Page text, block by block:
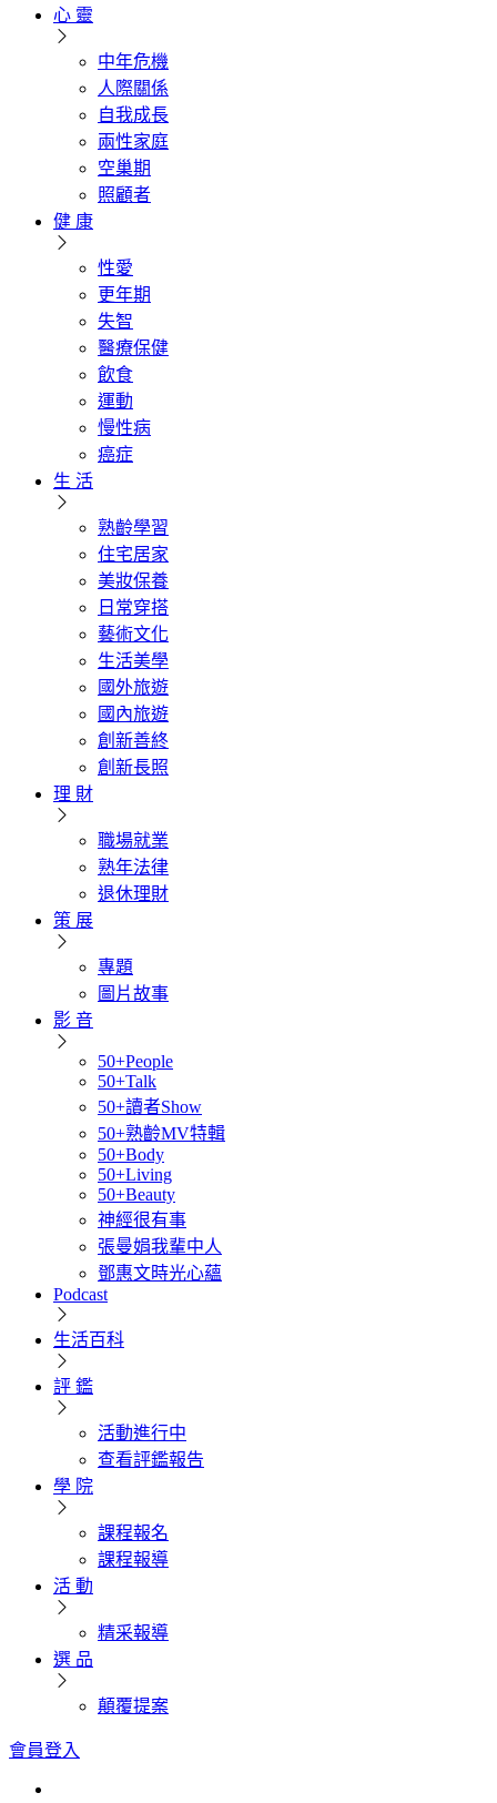
心 靈
中年危機
人際關係
自我成長
兩性家庭
空巢期
照顧者
健 康
性愛
更年期
失智
醫療保健
飲食
運動
慢性病
癌症
生 活
熟齡學習
住宅居家
美妝保養
日常穿搭
藝術文化
生活美學
國外旅遊
國內旅遊
創新善終
創新長照
理 財
職場就業
熟年法律
退休理財
策 展
專題
圖片故事
影 音
50+People
50+Talk
50+讀者Show
50+熟齡MV特輯
50+Body
50+Living
50+Beauty
神經很有事
張曼娟我輩中人
鄧惠文時光心蘊
Podcast
生活百科
評 鑑
活動進行中
查看評鑑報告
學 院
課程報名
課程報導
活 動
精采報導
選 品
顛覆提案
會員登入